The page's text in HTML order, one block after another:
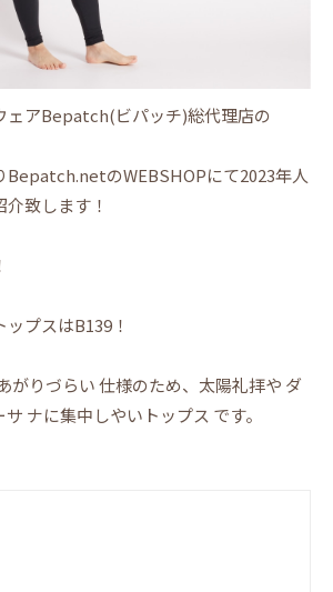
ェアBepatch(ビパッチ)総代理店の
Bepatch.netのWEBSHOPにて2023年人
致します！
プスはB139！
がりづらい 仕様のため、太陽礼拝や ダ
ナに集中しやいトップス です。